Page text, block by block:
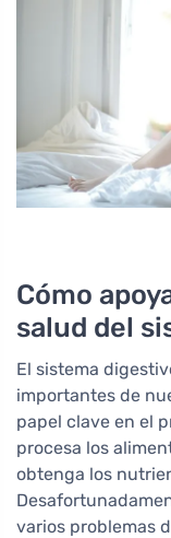
Cómo
salud del
El sistema
importantes de
papel clave en el
procesa los
obtenga los
varios problemas